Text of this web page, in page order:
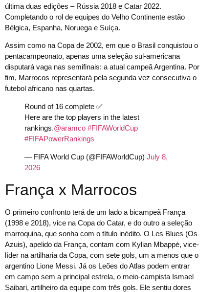
última duas edições – Rússia 2018 e Catar 2022.
Completando o rol de equipes do Velho Continente estão
Bélgica, Espanha, Noruega e Suíça.
Assim como na Copa de 2002, em que o Brasil conquistou o
pentacampeonato, apenas uma seleção sul-americana
disputará vaga nas semifinais: a atual campeã Argentina. Por
fim, Marrocos representará pela segunda vez consecutiva o
futebol africano nas quartas.
Round of 16 complete ✅
Here are the top players in the latest
rankings.@aramco #FIFAWorldCup
#FIFAPowerRankings
— FIFA World Cup (@FIFAWorldCup) July 8,
2026
França x Marrocos
O primeiro confronto terá de um lado a bicampeã França
(1998 e 2018), vice na Copa do Catar, e do outro a seleção
marroquina, que sonha com o título inédito. O Les Blues (Os
Azuis), apelido da França, contam com Kylian Mbappé, vice-
líder na artilharia da Copa, com sete gols, um a menos que o
argentino Lione Messi. Já os Leões do Atlas podem entrar
em campo sem a principal estrela, o meio-campista Ismael
Saibari, artilheiro da equipe com três gols. Ele sentiu dores